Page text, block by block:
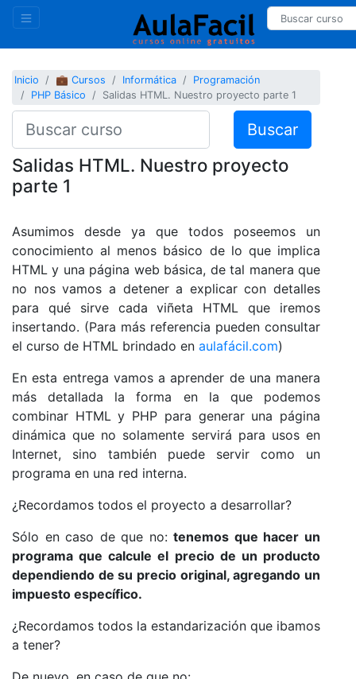
Inicio 💼 Cursos Informática
Programación
PHP Básico
Salidas HTML. Nuestro proyecto parte 1
Buscar
Salidas HTML. Nuestro proyecto
parte 1
Asumimos desde ya que todos poseemos un
conocimiento al menos básico de lo que implica
HTML y una página web básica, de tal manera que
no nos vamos a detener a explicar con detalles
para qué sirve cada viñeta HTML que iremos
insertando. (Para más referencia pueden consultar
el curso de HTML brindado en aulafácil.com)
En esta entrega vamos a aprender de una manera
más detallada la forma en la que podemos
combinar HTML y PHP para generar una página
dinámica que no solamente servirá para usos en
Internet, sino también puede servir como un
programa en una red interna.
¿Recordamos todos el proyecto a desarrollar?
Sólo en caso de que no:tenemos que hacer un
programa que calcule el precio de un producto
dependiendo de su precio original, agregando un
impuesto específico.
¿Recordamos todos la estandarización que ibamos
a tener?